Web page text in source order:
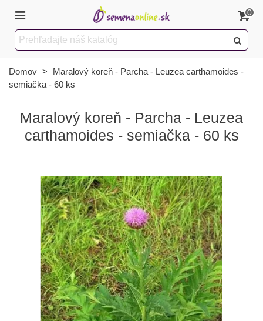
0
Domov >
Maralový koreň - Parcha - Leuzea carthamoides -
semiačka - 60 ks
Maralový koreň - Parcha - Leuzea
carthamoides - semiačka - 60 ks